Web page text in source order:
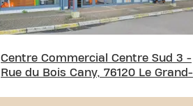
Centre Commercial Centre Sud 3 -
Rue du Bois Cany, 76120 Le Grand-